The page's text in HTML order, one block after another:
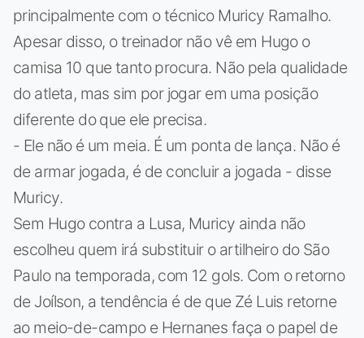
principalmente com o técnico Muricy Ramalho.
Apesar disso, o treinador não vê em Hugo o
camisa 10 que tanto procura. Não pela qualidade
do atleta, mas sim por jogar em uma posição
diferente do que ele precisa.
- Ele não é um meia. É um ponta de lança. Não é
de armar jogada, é de concluir a jogada - disse
Muricy.
Sem Hugo contra a Lusa, Muricy ainda não
escolheu quem irá substituir o artilheiro do São
Paulo na temporada, com 12 gols. Com o retorno
de Joílson, a tendência é de que Zé Luis retorne
ao meio-de-campo e Hernanes faça o papel de